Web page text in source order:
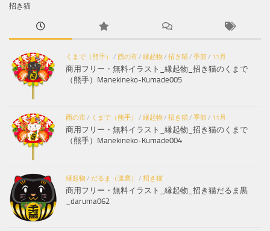
招き猫
くまで（熊手） / 酉の市/ 縁起物/ 招き猫/ 季節/ 11月
商用フリー・無料イラスト_縁起物_招き猫のくまで
（熊手）Manekineko-Kumade005
酉の市/ くまで（熊手） / 縁起物/ 招き猫/ 季節/ 11月
商用フリー・無料イラスト_縁起物_招き猫のくまで
（熊手）Manekineko-Kumade004
縁起物/ だるま（達磨） / 招き猫
商用フリー・無料イラスト_縁起物_招き猫だるま黒
_daruma062